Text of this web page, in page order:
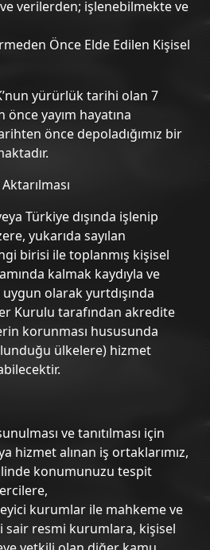
verilerden; işlenebilmekte ve
Önce Elde Edilen Kişisel
yürürlük tarihi olan 7
yayım hayatına
önce depoladığımız bir
Türkiye dışında işlenip
yukarıda sayılan
birisi ile toplanmış kişisel
kalmak kaydıyla ve
olarak yurtdışında
Kurulu tarafından akredite
korunması hususunda
ülkelere) hizmet
ve tanıtılması için
hizmet alınan iş ortaklarımız,
konumunuzu tespit
kurumlar ile mahkeme ve
resmi kurumlara, kişisel